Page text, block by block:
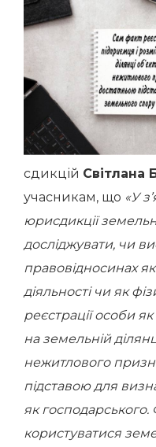
сдикцій Світлана
учасникам, що «У
юрисдикції
досліджувати, чи
правовідносинах
діяльності чи як
реєстрації особи
на земельній
нежитлового
підставою для
як
користуватися